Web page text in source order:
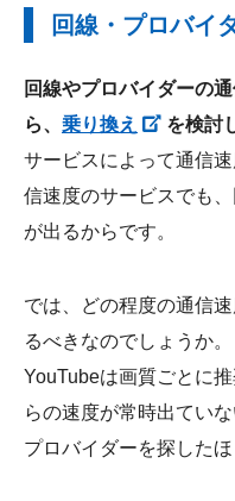
回線・プロバイ
回線やプロバイダーの
ら、 乗り換え
を検討
サービスによって通信
信速度のサービスでも
が出るからです。
では、どの程度の通信
るべきなのでしょうか。
YouTubeは画質ごとに
らの速度が常時出てい
プロバイダーを探したほ